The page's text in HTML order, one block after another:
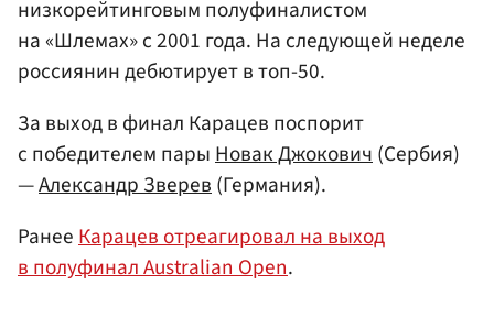
низкорейтинговым полуфиналистом
на «Шлемах» с 2001 года. На следующей неделе
россиянин дебютирует в топ-50.
За выход в финал Карацев поспорит
с победителем парыНовак Джокович(Сербия)
—Александр Зверев(Германия).
РанееКарацев отреагировал на выход
в полуфинал Australian Open.